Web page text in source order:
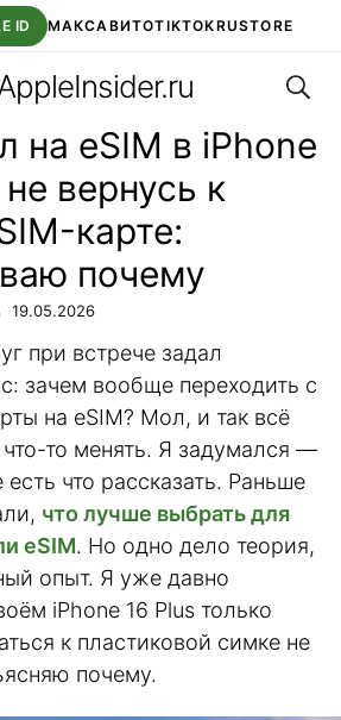
ID МАКСАВИТОTIKTOKRUSTORE
APPLE ID
на eSIM в iPhone
вернусь к
карте:
почему
19.05.2026
при встрече задал
зачем вообще переходить с
на eSIM? Мол, и так всё
что-то менять. Я задумался —
что рассказать. Раньше
что лучше выбрать для
eSIM. Но одно дело теория,
опыт. Я уже давно
iPhone 16 Plus только
к пластиковой симке не
почему.